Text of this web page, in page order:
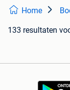
Home
133 resultaten